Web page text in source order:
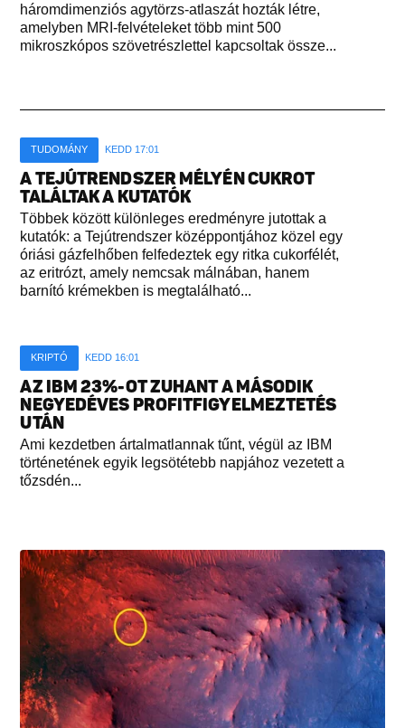
háromdimenziós agytörzs-atlaszát hozták létre,
amelyben MRI-felvételeket több mint 500
mikroszkópos szövetrészlettel kapcsoltak össze...
TUDOMÁNY KEDD 17:01
A TEJÚTRENDSZER MÉLYÉN CUKROT
TALÁLTAK A KUTATÓK
Többek között különleges eredményre jutottak a
kutatók: a Tejútrendszer középpontjához közel egy
óriási gázfelhőben felfedeztek egy ritka cukorfélét,
az eritrózt, amely nemcsak málnában, hanem
barnító krémekben is megtalálható...
KRIPTÓ KEDD 16:01
AZ IBM 23%-OT ZUHANT A MÁSODIK
NEGYEDÉVES PROFITFIGYELMEZTETÉS
UTÁN
Ami kezdetben ártalmatlannak tűnt, végül az IBM
történetének egyik legsötétebb napjához vezetett a
tőzsdén...